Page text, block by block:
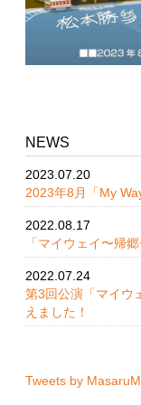
NEWS
2023.07.20
2023年8月「My
2022.08.17
「マイウェイ〜帰
2022.07.24
第3回公演「マイ
えました！
Tweets by